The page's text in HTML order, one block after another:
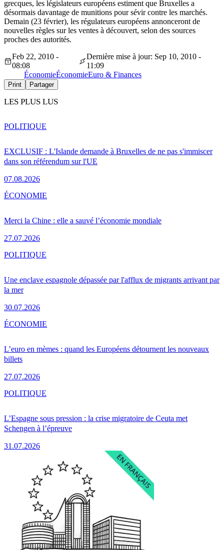
grecques, les législateurs européens estiment que Bruxelles a
désormais davantage de munitions pour sévir contre les marchés.
Demain (23 février), les régulateurs européens annonceront de
nouvelles règles sur les ventes à découvert, selon des sources
proches des autorités.
Feb 22, 2010 -
08:08
Dernière mise à jour: Sep 10, 2010 -
11:09
ÉconomieÉconomieEuro & Finances
Print Partager
LES PLUS LUS
EXCLUSIF : L'Islande demande à Bruxelles de ne pas s'immiscer
dans son référendum sur l'UE
07.08.2026
POLITIQUE
Merci la Chine : elle a sauvé l’économie mondiale
27.07.2026
ÉCONOMIE
Une enclave espagnole dépassée par l'afflux de migrants arrivant par
la mer
30.07.2026
POLITIQUE
L’euro en mèmes : quand les Européens détournent les nouveaux
billets
27.07.2026
ÉCONOMIE
L’Espagne sous pression : la crise migratoire de Ceuta met
Schengen à l’épreuve
31.07.2026
POLITIQUE